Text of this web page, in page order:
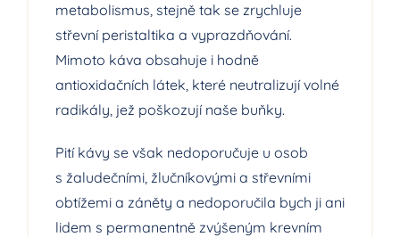
metabolismus, stejně tak se zrychluje
střevní peristaltika a vyprazdňování.
Mimoto káva obsahuje i hodně
antioxidačních látek, které neutralizují volné
radikály, jež poškozují naše buňky.
Pití kávy se však nedoporučuje u osob
s žaludečními, žlučníkovými a střevními
obtížemi a záněty a nedoporučila bych ji ani
lidem s permanentně zvýšeným krevním